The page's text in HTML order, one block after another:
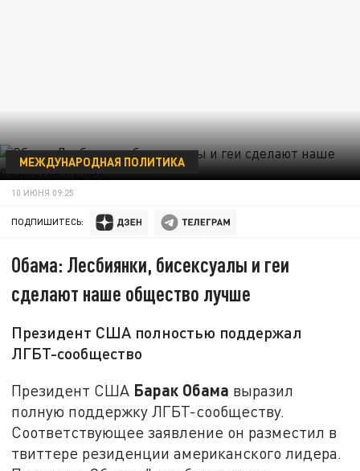
МЕЖДУНАРОДНАЯ ПОЛИТИКА
10 ИЮНЯ 09:25
ПОДПИШИТЕСЬ:
Обама: Лесбиянки, бисексуалы и геи
сделают наше общество лучше
Президент США полностью поддержал
ЛГБТ-сообщество
Президент США Барак Обама выразил
полную поддержку ЛГБТ-сообществу.
Соответствующее заявление он разместил в
твиттере резиденции американского лидера.